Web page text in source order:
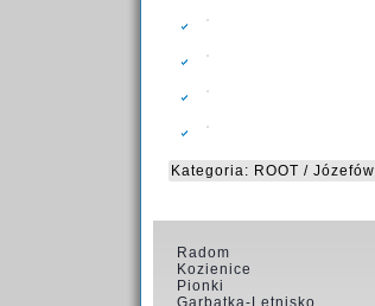
Kategoria: ROOT / Józefów
Radom
Kozienice
Pionki
Garbatka-Letnisko